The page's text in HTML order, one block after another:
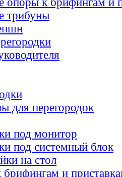
трибуны
для перегородок
под монитор
под системный блок
на стол
и